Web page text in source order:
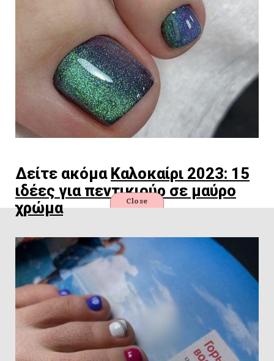
Δείτε ακόμα Καλοκαίρι 2023: 15
ιδέες για πεντικιούρ σε μαύρο
χρώμα
Close